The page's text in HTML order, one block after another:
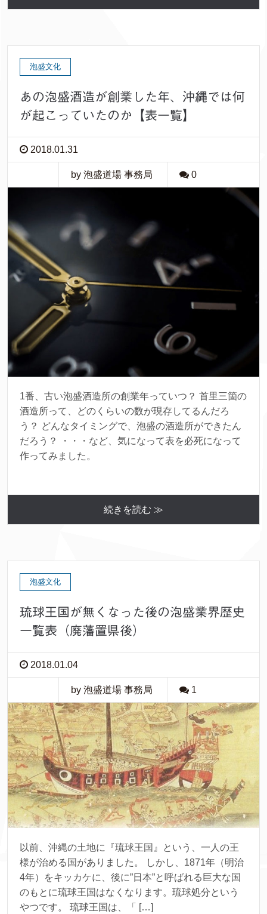
泡盛文化
あの泡盛酒造が創業した年、沖縄では何
が起こっていたのか【表一覧】
2018.01.31
by 泡盛道場 事務局 0
1番、古い泡盛酒造所の創業年っていつ？ 首里三箇の
酒造所って、どのくらいの数が現存してるんだろ
う？ どんなタイミングで、泡盛の酒造所ができたん
だろう？ ・・・など、気になって表を必死になって
作ってみました。
続きを読む ≫
泡盛文化
琉球王国が無くなった後の泡盛業界歴史
一覧表（廃藩置県後）
2018.01.04
by 泡盛道場 事務局 1
以前、沖縄の土地に『琉球王国』という、一人の王
様が治める国がありました。 しかし、1871年（明治
4年）をキッカケに、後に”日本”と呼ばれる巨大な国
のもとに琉球王国はなくなります。琉球処分という
やつです。 琉球王国は、「 […]